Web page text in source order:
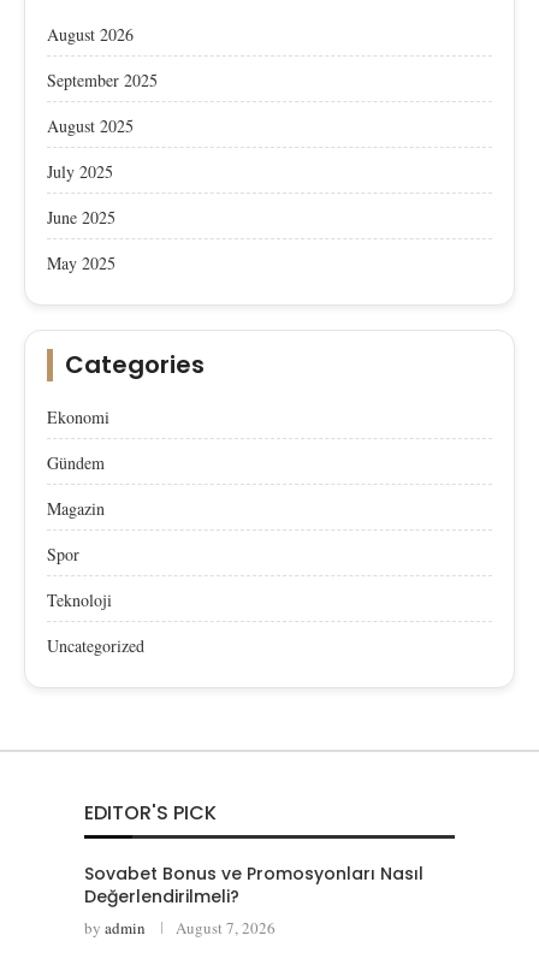
August 2026
September 2025
August 2025
July 2025
June 2025
May 2025
Categories
Ekonomi
Gündem
Magazin
Spor
Teknoloji
Uncategorized
EDITOR'S PICK
Sovabet Bonus ve Promosyonları Nasıl
Değerlendirilmeli?
by admin August 7, 2026